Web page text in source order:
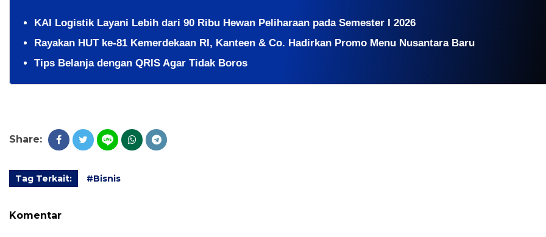
KAI Logistik Layani Lebih dari 90 Ribu Hewan Peliharaan pada Semester I 2026
Rayakan HUT ke-81 Kemerdekaan RI, Kanteen & Co. Hadirkan Promo Menu Nusantara Baru
Tips Belanja dengan QRIS Agar Tidak Boros
Share:
Tag Terkait: #Bisnis
Komentar